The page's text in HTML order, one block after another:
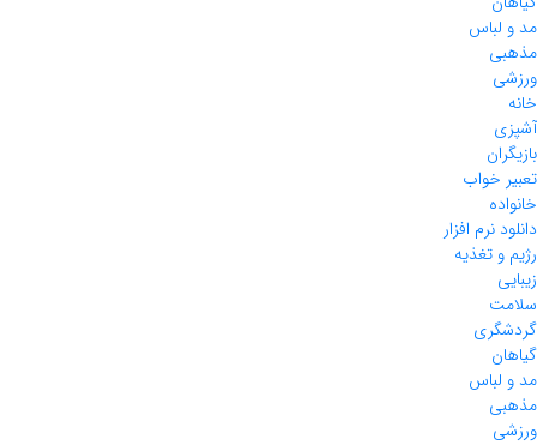
مد و لباس
مذهبی
ورزشی
خانه
آشپزی
بازیگران
تعبیر خواب
خانواده
دانلود نرم افزار
رژیم و تغذیه
زیبایی
سلامت
گردشگری
گیاهان
مد و لباس
مذهبی
ورزشی